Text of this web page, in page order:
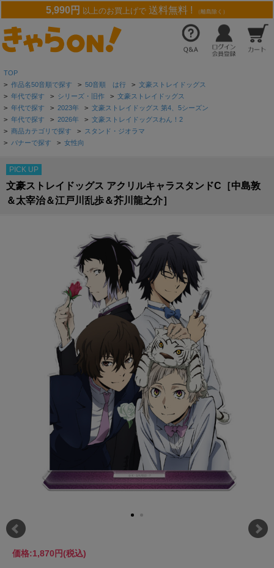
5,990円 以上のお買上げで 送料無料 ! （離島除く）
TOP
> 作品名50音順で探す > 50音順 は行 > 文豪ストレイドッグス
> 年代で探す > シリーズ・旧作 > 文豪ストレイドッグス
> 年代で探す > 2023年 > 文豪ストレイドッグス 第4、5シーズン
> 年代で探す > 2026年 > 文豪ストレイドッグスわん！2
> 商品カテゴリで探す > スタンド・ジオラマ
> バナーで探す > 女性向
PICK UP
文豪ストレイドッグス アクリルキャラスタンドC［中島敦
＆太宰治＆江戸川乱歩＆芥川龍之介］
価格:1,870円(税込)